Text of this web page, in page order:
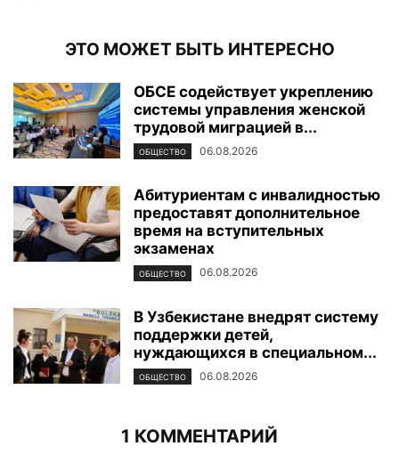
ЭТО МОЖЕТ БЫТЬ ИНТЕРЕСНО
ОБСЕ содействует укреплению
системы управления женской
трудовой миграцией в...
ОБЩЕСТВО 06.08.2026
Абитуриентам с инвалидностью
предоставят дополнительное
время на вступительных
экзаменах
ОБЩЕСТВО 06.08.2026
В Узбекистане внедрят систему
поддержки детей,
нуждающихся в специальном...
ОБЩЕСТВО 06.08.2026
1 КОММЕНТАРИЙ